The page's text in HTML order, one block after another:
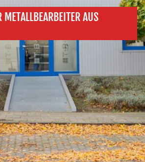
METALLBEARBEITER AUS